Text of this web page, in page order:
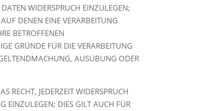
WIDERSPRUCH EINZULEGEN;
DENEN EINE VERARBEITUNG
BETROFFENEN
GRÜNDE FÜR DIE VERARBEITUNG
AUSÜBUNG ODER
RECHT, JEDERZEIT WIDERSPRUCH
EINZULEGEN; DIES GILT AUCH FÜR